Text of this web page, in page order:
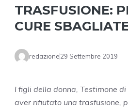
TRASFUSIONE:
CURE
redazione29 Settembre 2019
I figli della donna, Testimone
aver rifiutato una trasfusione,